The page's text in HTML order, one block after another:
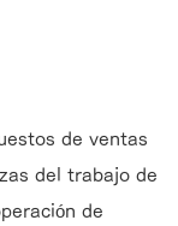
de ventas
del trabajo de
de